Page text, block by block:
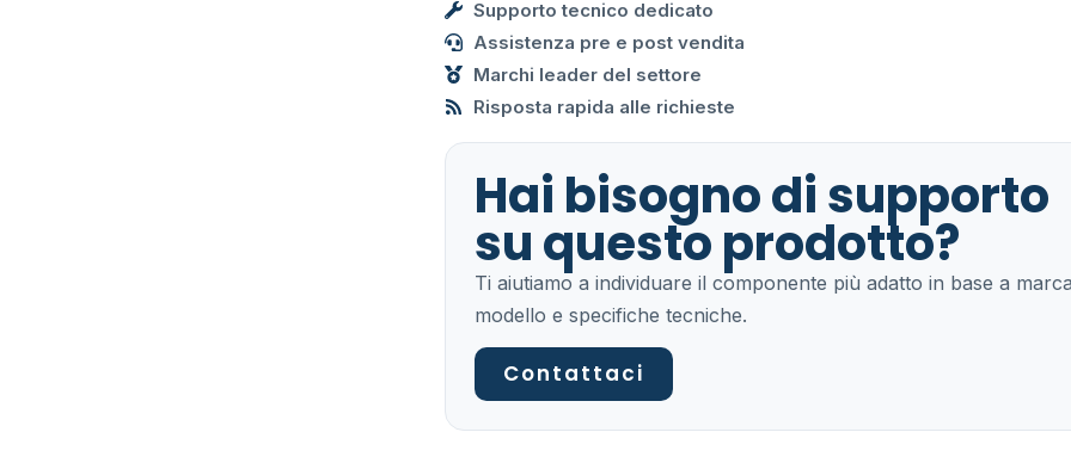
Supporto tecnico dedicato
Assistenza pre e post vendita
Marchi leader del settore
Risposta rapida alle richieste
Hai bisogno di supporto
su questo prodotto?
Ti aiutiamo a individuare il componente più adatto in base a
modello e specifiche tecniche.
Contattaci